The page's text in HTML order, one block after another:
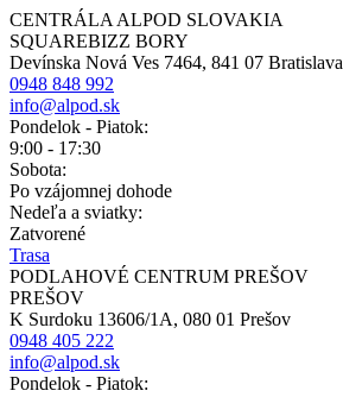
CENTRÁLA ALPOD SLOVAKIA
SQUAREBIZZ BORY
Devínska Nová Ves 7464, 841 07 Bratislava
0948 848 992
info@alpod.sk
Pondelok - Piatok:
9:00 - 17:30
Sobota:
Po vzájomnej dohode
Nedeľa a sviatky:
Zatvorené
Trasa
PODLAHOVÉ CENTRUM PREŠOV
PREŠOV
K Surdoku 13606/1A, 080 01 Prešov
0948 405 222
info@alpod.sk
Pondelok - Piatok: